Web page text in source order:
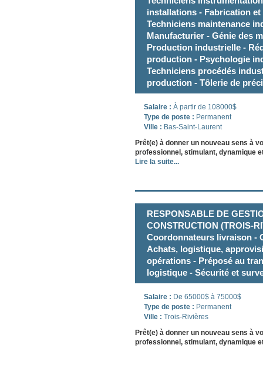
installations - Fabrication
Techniciens maintenance
Manufacturier - Génie des
Production industrielle -
production - Psychologie
Techniciens procédés
production - Tôlerie de
Salaire : À partir de 108000$
Type de poste : Permanent
Ville : Bas-Saint-Laurent
Prêt(e) à donner un nouveau sens à
professionnel, stimulant, dynamique
Lire la suite...
RESPONSABLE DE
CONSTRUCTION (TROIS-
Coordonnateurs livraison -
Achats, logistique,
opérations - Préposé au
logistique - Sécurité et
Salaire : De 65000$ à 75000$
Type de poste : Permanent
Ville : Trois-Rivières
Prêt(e) à donner un nouveau sens à
professionnel, stimulant, dynamique